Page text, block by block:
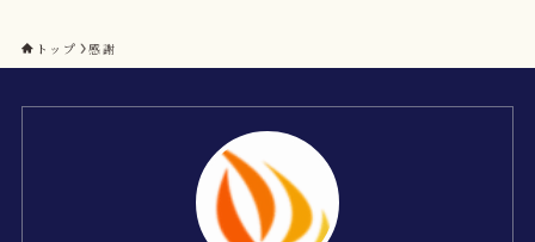
トップ 感謝